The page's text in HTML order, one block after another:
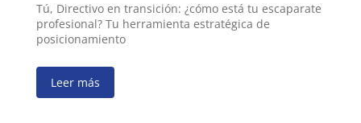
Tú, Directivo en transición: ¿cómo está tu escaparate
profesional? Tu herramienta estratégica de
posicionamiento
Leer más